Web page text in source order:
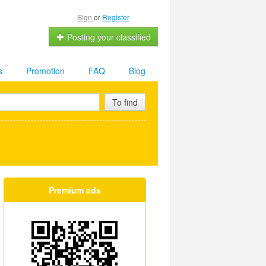
Sign or Register
Posting your classified
Blog
FAQ
Promotion
To find
Premium ads